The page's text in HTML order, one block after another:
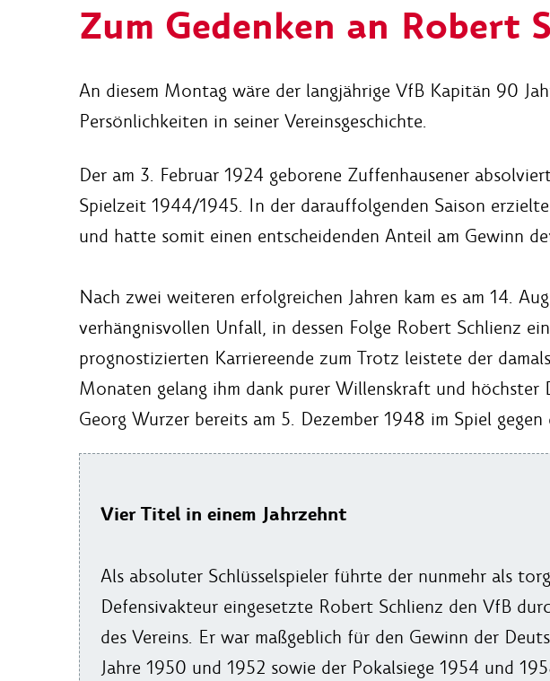
Zum Gedenken an Robert
An diesem Montag wäre der langjährige VfB Kapitän 90
Persönlichkeiten in seiner Vereinsgeschichte.
Der am 3. Februar 1924 geborene Zuffenhausener
Spielzeit 1944/1945. In der darauffolgenden Saison
und hatte somit einen entscheidenden Anteil am Gewinn
Nach zwei weiteren erfolgreichen Jahren kam es am 14.
verhängnisvollen Unfall, in dessen Folge Robert Schlienz
prognostizierten Karriereende zum Trotz leistete der
Monaten gelang ihm dank purer Willenskraft und
Georg Wurzer bereits am 5. Dezember 1948 im Spiel
Vier Titel in einem Jahrzehnt
Als absoluter Schlüsselspieler führte der nunmehr als
Defensivakteur eingesetzte Robert Schlienz den VfB
des Vereins. Er war maßgeblich für den Gewinn der
Jahre 1950 und 1952 sowie der Pokalsiege 1954 und